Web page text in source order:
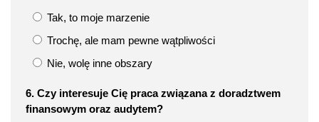
Tak, to moje marzenie
Trochę, ale mam pewne wątpliwości
Nie, wolę inne obszary
6. Czy interesuje Cię praca związana z doradztwem
finansowym oraz audytem?